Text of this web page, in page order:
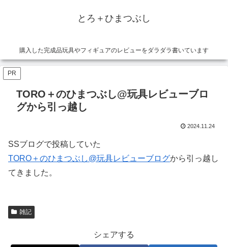
とろ＋ひまつぶし
購入した完成品玩具やフィギュアのレビューをダラダラ書いています
PR
TORO＋のひまつぶし@玩具レビューブロ
グから引っ越し
2024.11.24
SSブログで投稿していた
TORO＋のひまつぶし@玩具レビューブログから引っ越し
てきました。
雑記
シェアする